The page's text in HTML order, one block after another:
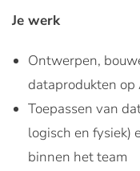
Je werk
Ontwerpen,
dataprodukten op
Toepassen van
logisch en fysiek)
binnen het team